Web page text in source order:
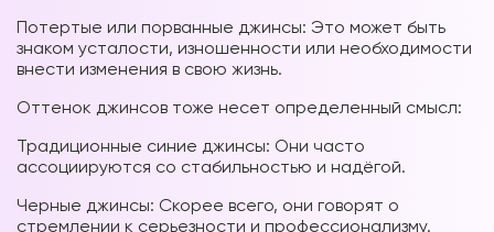
Потертые или порванные джинсы: Это может быть
знаком усталости, изношенности или необходимости
внести изменения в свою жизнь.
Оттенок джинсов тоже несет определенный смысл:
Традиционные синие джинсы: Они часто
ассоциируются со стабильностью и надёгой.
Черные джинсы: Скорее всего, они говорят о
стремлении к серьезности и профессионализму.